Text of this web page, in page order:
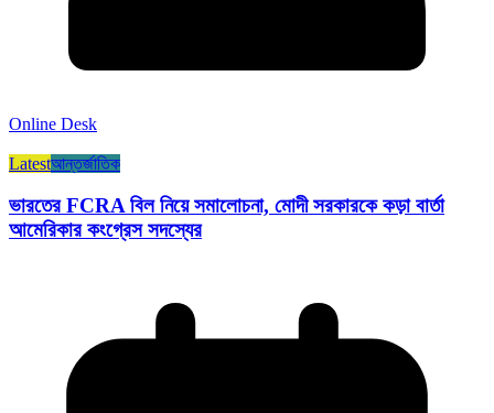
Online Desk
Latestআন্তর্জাতিক
ভারতের FCRA বিল নিয়ে সমালোচনা, মোদী সরকারকে কড়া বার্তা
আমেরিকার কংগ্রেস সদস্যের